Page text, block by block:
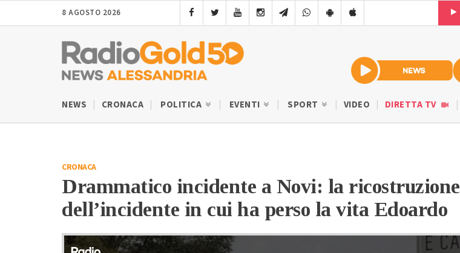
8 AGOSTO 2026
NEWS CRONACA POLITICA EVENTI SPORT VIDEO DIRETTA TV
CRONACA
Drammatico incidente a Novi: la ricostruzione
dell’incidente in cui ha perso la vita Edoardo